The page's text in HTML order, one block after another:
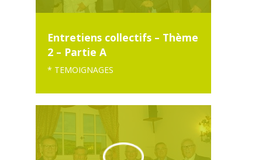
Entretiens collectifs – Thème
2 – Partie A
* TEMOIGNAGES